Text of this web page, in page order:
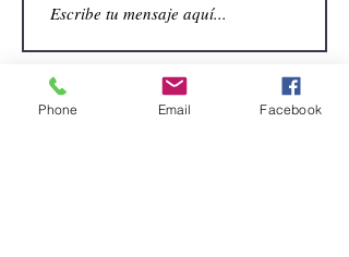
Enviar
Phone Email Facebook